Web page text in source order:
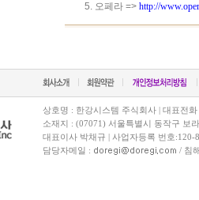
5. 오페라 => http://
상호명 : 한강시스템 주식회사 | 대표전
소재지 : (07071) 서울특별시 동작구 보
대표이사 박채규 | 사업자등록 번호
담당자메일 :
/ 침